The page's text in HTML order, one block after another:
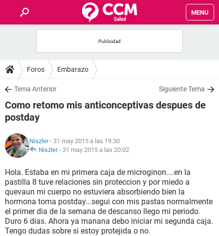
MENU
FOROS
SALUD
FAMILIA
NUTRICIÓN
SEXUALIDAD
GLOSARIO
Foros Embarazo
Tema Anterior Siguiente Tema
Como retomo mis anticonceptivas despues de
postday
Niszler- 31 may 2015 a las 19:30
Niszler- 31 may 2015 a las 20:02
Hola. Estaba en mi primera caja de microginon....en la
pastilla 8 tuve relaciones sin proteccion y por miedo a
quevaun mi cuerpo no estuviera absorbiendo bien la
hormona toma postday...segui con mis pastas normalmente
el primer dia de la semana de descanso llego mi periodo.
Duro 6 dias. Ahora ya manana debo iniciar mi segunda caja.
Tengo dudas sobre si estoy protejida o no.